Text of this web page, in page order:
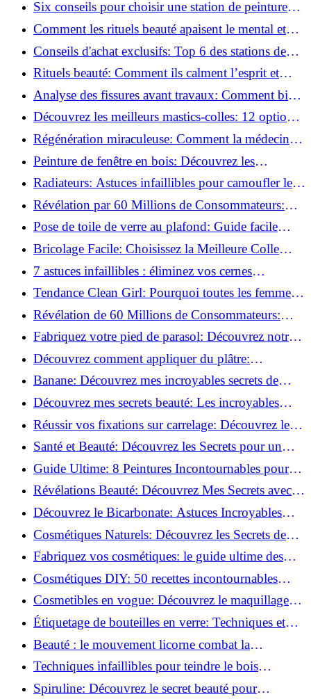
Six conseils pour choisir une station de peinture
basse pression
Comment les rituels beauté apaisent le mental et
créent des moments pour soi ?
Conseils d'achat exclusifs: Top 6 des stations de
peinture basse pression incontournables!
Rituels beauté: Comment ils calment l’esprit et
chouchoutent votre âme!
Analyse des fissures avant travaux: Comment bien
préparer vos surfaces!
Découvrez les meilleurs mastics-colles: 12 options
dès 6,70 €!
Régénération miraculeuse: Comment la médecine
régénérative peut restaurer votre confiance!
Peinture de fenêtre en bois: Découvrez les
techniques infaillibles pour un résultat parfait!
Radiateurs: Astuces infaillibles pour camoufler les
tuyaux apparents!
Révélation par 60 Millions de Consommateurs:
Découvrez le sérum anti-rides numéro un!
Pose de toile de verre au plafond: Guide facile
pour débutants!
Bricolage Facile: Choisissez la Meilleure Colle
pour Chaque Matériau!
7 astuces infaillibles : éliminez vos cernes
rapidement !
Tendance Clean Girl: Pourquoi toutes les femmes
l'adoptent?
Révélation de 60 Millions de Consommateurs:
Découvrez le meilleur fond de teint pour votre
peau!
Fabriquez votre pied de parasol: Découvrez notre
tutoriel facile !
Découvrez comment appliquer du plâtre:
Techniques pour un mur intérieur parfait!
Banane: Découvrez mes incroyables secrets de
beauté!
Découvrez mes secrets beauté: Les incroyables
vertus du curcuma!
Réussir vos fixations sur carrelage: Découvrez les
astuces infaillibles !
Santé et Beauté: Découvrez les Secrets pour un
Bien-être Optimal!
Guide Ultime: 8 Peintures Incontournables pour
Bois Extérieurs!
Révélations Beauté: Découvrez Mes Secrets avec le
Thé Vert Matcha!
Découvrez le Bicarbonate: Astuces Incroyables
pour Votre Quotidien!
Cosmétiques Naturels: Découvrez les Secrets de
Beauté Éco-responsables!
Fabriquez vos cosmétiques: le guide ultime des
produits de beauté maison!
Cosmétiques DIY: 50 recettes incontournables
pour sublimer votre beauté naturelle!
Cosmetibles en vogue: Découvrez le maquillage
100% comestible!
Étiquetage de bouteilles en verre: Techniques et
astuces incontournables!
Beauté : le mouvement licorne combat la
surconsommation !
Techniques infaillibles pour teindre le bois
naturellement: Découvrez comment!
Spiruline: Découvrez le secret beauté pour